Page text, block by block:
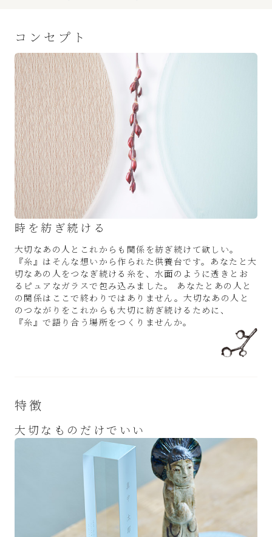
コンセプト
時を紡ぎ続ける
大切なあの人とこれからも関係を紡ぎ続けて欲しい。
『糸』はそんな想いから作られた供養台です。あなたと大
切なあの人をつなぎ続ける糸を、水面のように透きとお
るピュアなガラスで包み込みました。 あなたとあの人と
の関係はここで終わりではありません。大切なあの人と
のつながりをこれからも大切に紡ぎ続けるために、
『糸』で語り合う場所をつくりませんか。
特徴
大切なものだけでいい